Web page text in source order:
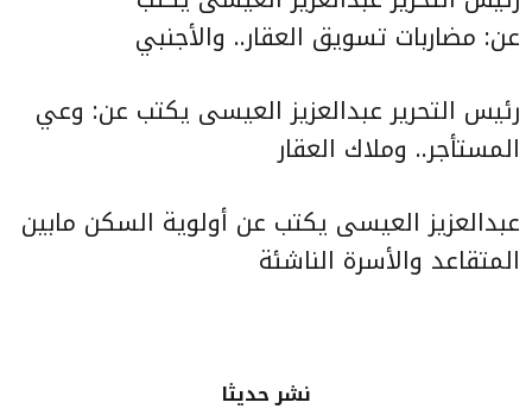
عن: مضاربات تسويق العقار.. والأجنبي
رئيس التحرير عبدالعزيز العيسى يكتب عن: وعي
المستأجر.. وملاك العقار
عبدالعزيز العيسى يكتب عن أولوية السكن مابين
المتقاعد والأسرة الناشئة
نشر حديثا